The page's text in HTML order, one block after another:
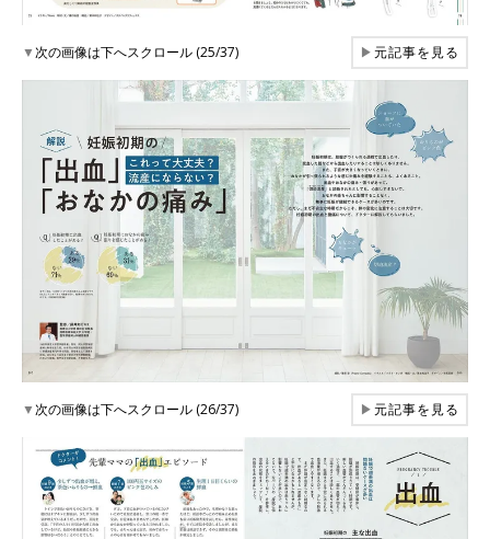
▼次の画像は下へスクロール (25/37) ▶元記事を見る
▼次の画像は下へスクロール (26/37) ▶元記事を見る